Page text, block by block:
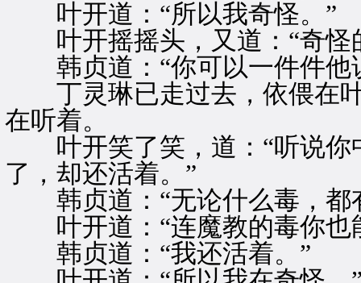
叶开道：“所以我奇怪。”
叶开摇摇头，又道：“奇怪
韩贞道：“你可以一件件他
丁灵琳已走过去，依偎在叶
在听着。
叶开笑了笑，道：“听说你
了，却还活着。”
韩贞道：“无论什么毒，都
叶开道：“连魔教的毒你也
韩贞道：“我还活着。”